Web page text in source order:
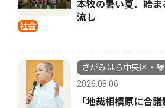
社会
本牧の暑い夏、始
流し
さがみはら中央区・
2026.08.06
「地裁相模原に合